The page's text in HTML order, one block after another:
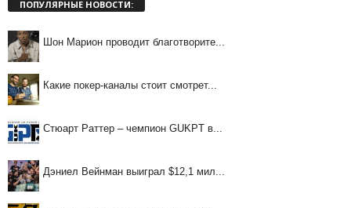
ПОПУЛЯРНЫЕ НОВОСТИ:
Шон Марион проводит благотворите...
Какие покер-каналы стоит смотрет...
Стюарт Раттер – чемпион GUKPT в...
Дэниел Вейнман выиграл $12,1 мил...